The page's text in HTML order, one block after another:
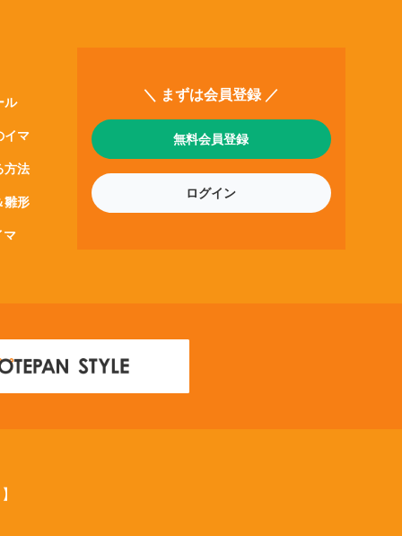
ル
イマ
方法
雛形
マ
＼ まずは会員登録 ／
無料会員登録
ログイン